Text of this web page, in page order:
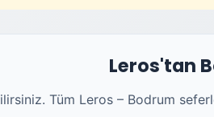
Leros'tan
Tüm Leros – Bodrum